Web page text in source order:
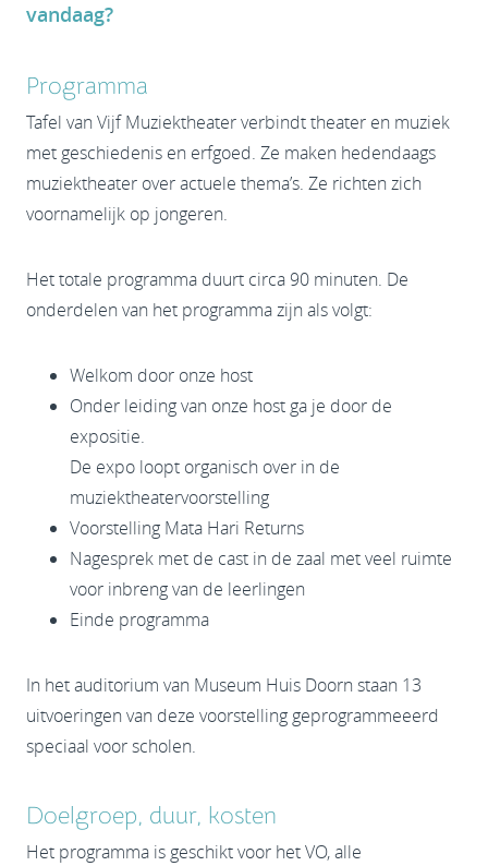
vandaag?
Programma
Tafel van Vijf Muziektheater verbindt theater en muziek
met geschiedenis en erfgoed. Ze maken hedendaags
muziektheater over actuele thema’s. Ze richten zich
voornamelijk op jongeren.
Het totale programma duurt circa 90 minuten. De
onderdelen van het programma zijn als volgt:
Welkom door onze host
Onder leiding van onze host ga je door de
expositie.
De expo loopt organisch over in de
muziektheatervoorstelling
Voorstelling Mata Hari Returns
Nagesprek met de cast in de zaal met veel ruimte
voor inbreng van de leerlingen
Einde programma
In het auditorium van Museum Huis Doorn staan 13
uitvoeringen van deze voorstelling geprogrammeeerd
speciaal voor scholen.
Doelgroep, duur, kosten
Het programma is geschikt voor het VO, alle